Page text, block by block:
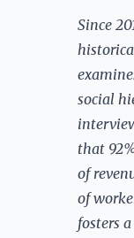
Since
social
that
of
of
fosters